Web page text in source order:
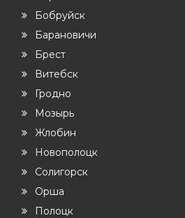
Бобруйск
Барановичи
Брест
Витебск
Гродно
Мозырь
Жлобин
Новополоцк
Солигорск
Орша
Полоцк